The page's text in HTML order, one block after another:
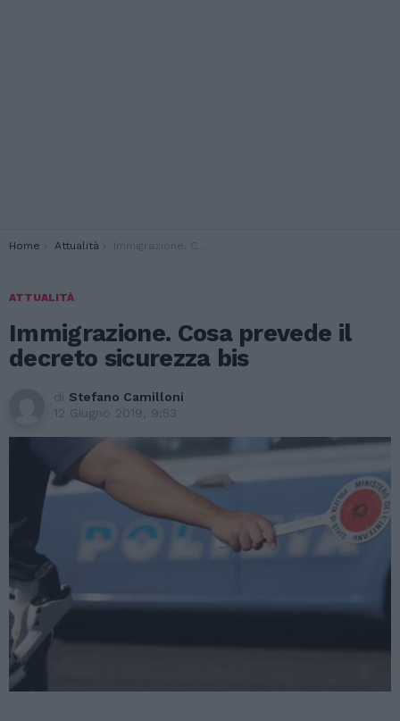
You are here:
Home Attualità Immigrazione. Cosa prevede il decreto sicurezza bis
ATTUALITÀ
Immigrazione. Cosa prevede il
decreto sicurezza bis
di Stefano Camilloni
12 Giugno 2019, 9:53